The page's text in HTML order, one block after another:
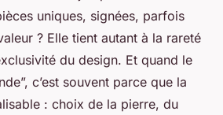
uniques, signées, parfois
? Elle tient autant à la rareté
du design. Et quand le
c’est souvent parce que la
: choix de la pierre, du